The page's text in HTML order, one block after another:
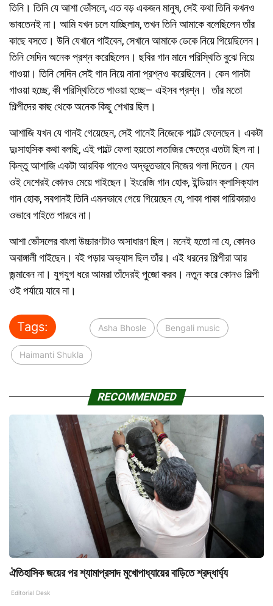
তিনি। তিনি যে আশা ভোঁসলে, এত বড় একজন মানুষ, সেই কথা তিনি কখনও
ভাবতেনই না। আমি যখন চলে যাচ্ছিলাম, তখন তিনি আমাকে বলেছিলেন তাঁর
কাছে বসতে। উনি যেখানে গাইবেন, সেখানে আমাকে ডেকে নিয়ে গিয়েছিলেন।
তিনি সেদিন অনেক প্রশ্ন করেছিলেন। ছবির গান মানে পরিস্থিতি বুঝে নিয়ে
গাওয়া। তিনি সেদিন সেই গান নিয়ে নানা প্রশ্নও করেছিলেন। কেন গানটা
গাওয়া হচ্ছে, কী পরিস্থিতিতে গাওয়া হচ্ছে– এইসব প্রশ্ন। তাঁর মতো
শিল্পীদের কাছ থেকে অনেক কিছু শেখার ছিল।
আশাজি যখন যে গানই গেয়েছেন, সেই গানেই নিজেকে পাল্টে ফেলেছেন। একটা
দুঃসাহসিক কথা বলছি, এই পাল্টে ফেলা হয়তো লতাজির ক্ষেত্রে এতটা ছিল না।
কিন্তু আশাজি একটা আরবিক গানেও অদ্ভুতভাবে নিজের গলা দিতেন। যেন
ওই দেশেরই কোনও মেয়ে গাইছেন। ইংরেজি গান হোক, ইন্ডিয়ান ক্লাসিক্যাল
গান হোক, সবগানই তিনি এমনভাবে গেয়ে গিয়েছেন যে, পাকা পাকা গায়িকারাও
ওভাবে গাইতে পারবে না।
আশা ভোঁসলের বাংলা উচ্চারণটাও অসাধারণ ছিল। মনেই হতো না যে, কোনও
অবাঙ্গালী গাইছেন। বই পড়ার অভ্যাস ছিল তাঁর। এই ধরনের শিল্পীরা আর
জন্মাবেন না। যুগযুগ ধরে আমরা তাঁদেরই পুজো করব। নতুন করে কোনও শিল্পী
ওই পর্যায়ে যাবে না।
Tags: Asha Bhosle Bengali music
Haimanti Shukla
RECOMMENDED
ঐতিহাসিক জয়ের পর শ্যামাপ্রসাদ মুখোপাধ্যায়ের বাড়িতে শ্রদ্ধার্ঘ্য
Editorial Desk